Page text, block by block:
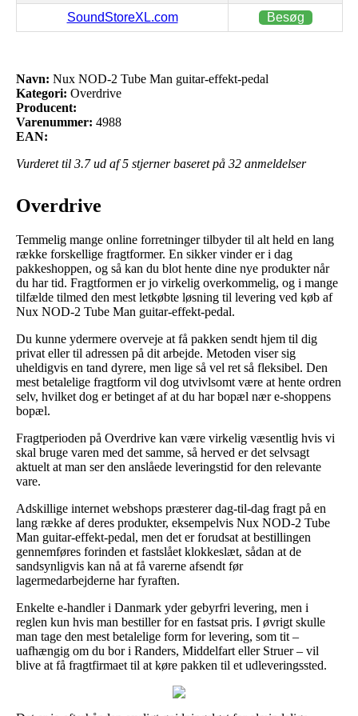
SoundStoreXL.com Besøg
Navn: Nux NOD-2 Tube Man guitar-effekt-pedal
Kategori: Overdrive
Producent:
Varenummer: 4988
EAN:
Vurderet til 3.7ud af 5 stjerner baseret på 32 anmeldelser
Overdrive
Temmelig mange online forretninger tilbyder til alt held en lang
række forskellige fragtformer. En sikker vinder er i dag
pakkeshoppen, og så kan du blot hente dine nye produkter når
du har tid. Fragtformen er jo virkelig overkommelig, og i mange
tilfælde tilmed den mest letkøbte løsning til levering ved køb af
Nux NOD-2 Tube Man guitar-effekt-pedal.
Du kunne ydermere overveje at få pakken sendt hjem til dig
privat eller til adressen på dit arbejde. Metoden viser sig
uheldigvis en tand dyrere, men lige så vel ret så fleksibel. Den
mest betalelige fragtform vil dog utvivlsomt være at hente ordren
selv, hvilket dog er betinget af at du har bopæl nær e-shoppens
bopæl.
Fragtperioden på Overdrive kan være virkelig væsentlig hvis vi
skal bruge varen med det samme, så herved er det selvsagt
aktuelt at man ser den anslåede leveringstid for den relevante
vare.
Adskillige internet webshops præsterer dag-til-dag fragt på en
lang række af deres produkter, eksempelvis Nux NOD-2 Tube
Man guitar-effekt-pedal, men det er forudsat at bestillingen
gennemføres forinden et fastslået klokkeslæt, sådan at de
sandsynligvis kan nå at få varerne afsendt før
lagermedarbejderne har fyraften.
Enkelte e-handler i Danmark yder gebyrfri levering, men i
reglen kun hvis man bestiller for en fastsat pris. I øvrigt skulle
man tage den mest betalelige form for levering, som tit –
uafhængig om du bor i Randers, Middelfart eller Struer – vil
blive at få fragtfirmaet til at køre pakken til et udleveringssted.